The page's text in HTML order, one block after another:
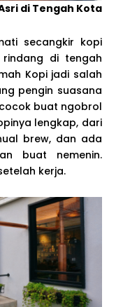
di Tengah Kota
secangkir kopi
rindang di tengah
Kopi jadi salah
pengin suasana
buat ngobrol
lengkap, dari
brew, dan ada
buat nemenin.
kerja.